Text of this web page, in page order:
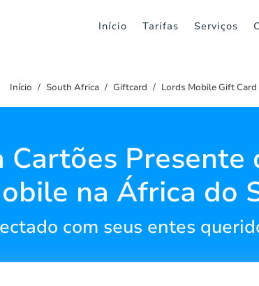
Início Tarifas Serviços
Início South Africa Giftcard Lords Mobile Gift Card
Cartões Presente
na África do
com seus entes